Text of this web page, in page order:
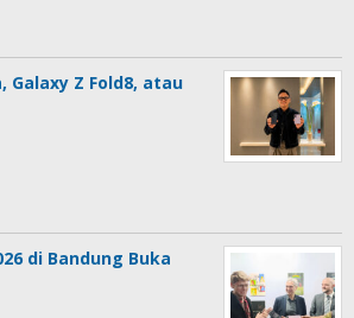
Galaxy Z Fold8, atau
di Bandung Buka